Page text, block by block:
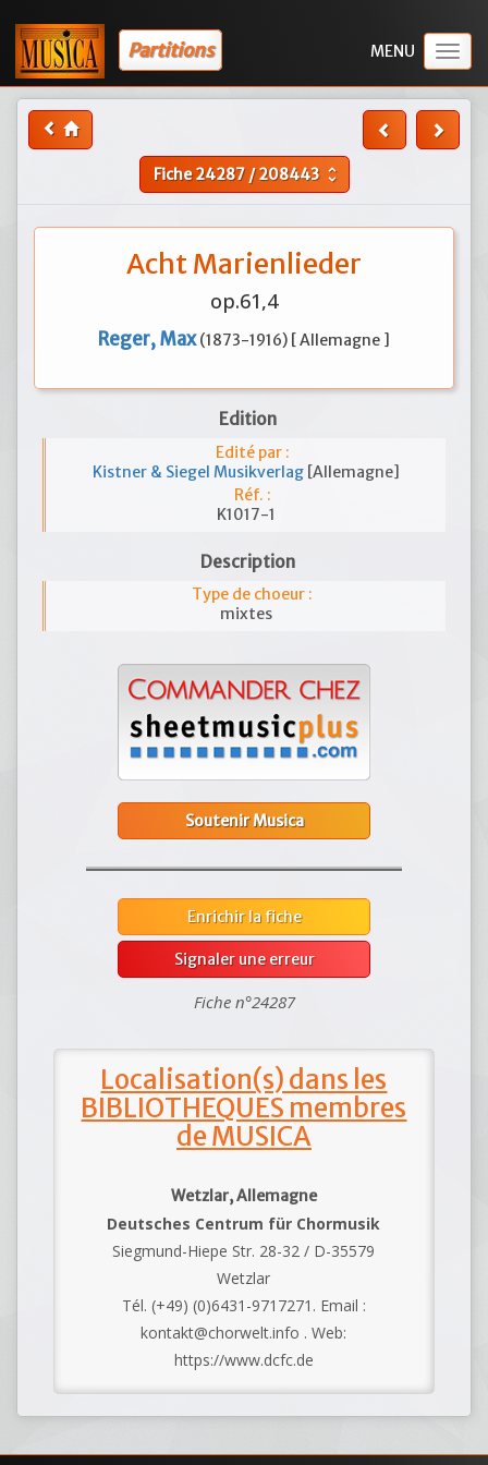
Partitions
Fiche24287/208443 unfold_more
Acht Marienlieder
op.61,4
Reger, Max (1873-1916) [ Allemagne ]
Edition
Edité par :
Kistner & Siegel Musikverlag [Allemagne]
Réf. :
K1017-1
Description
Type de choeur :
mixtes
Soutenir Musica
Enrichir la fiche
Signaler une erreur
Fiche n°24287
Localisation(s) dans les
BIBLIOTHEQUES membres
de MUSICA
Wetzlar, Allemagne
Deutsches Centrum für Chormusik
Siegmund-Hiepe Str. 28-32 / D-35579
Wetzlar
Tél. (+49) (0)6431-9717271. Email :
kontakt@chorwelt.info . Web:
https://www.dcfc.de